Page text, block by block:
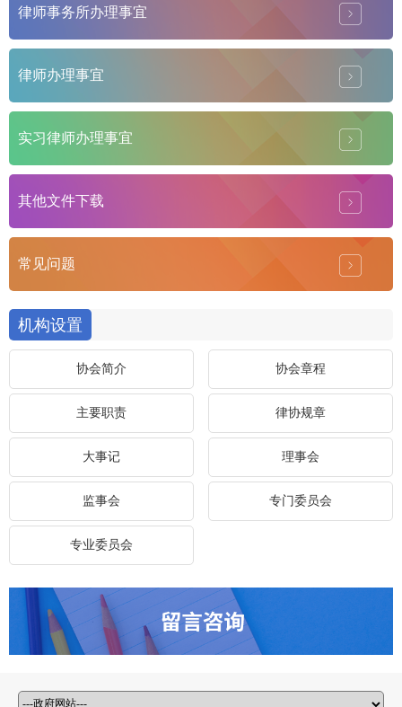
律师事务所办理事宜
律师办理事宜
实习律师办理事宜
其他文件下载
常见问题
机构设置
协会简介 协会章程
主要职责 律协规章
大事记 理事会
监事会 专门委员会
专业委员会